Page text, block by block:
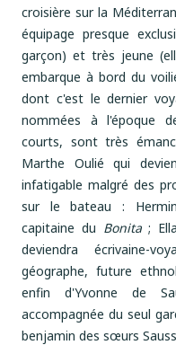
croisière sur la
équipage presque
garçon) et très jeune
embarque à bord du
dont c'est le dernier
nommées à l'époque
courts, sont très
Marthe Oulié qui
infatigable malgré des
sur le bateau :
capitaine du Bonita;
deviendra écrivaine-
géographe, future
enfin d'Yvonne de
accompagnée du seul
benjamin des sœurs